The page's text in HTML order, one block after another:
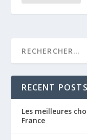
RECENT POSTS
Les meilleures
France